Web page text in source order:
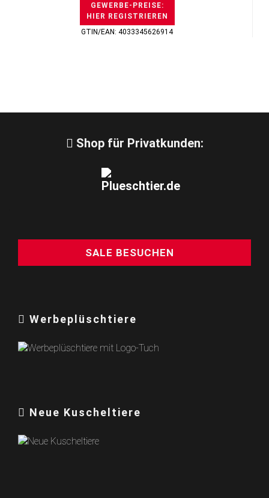
GEWERBE-PREISE:
HIER REGISTRIEREN
GTIN/EAN: 4033345626914
Shop für Privatkunden:
SALE BESUCHEN
Werbeplüschtiere
Neue Kuscheltiere